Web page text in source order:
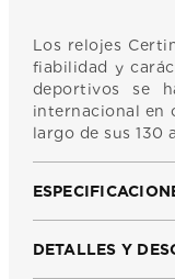
Los relojes
fiabilidad y
deportivos se
internacional en
largo de sus 130
DETALLES Y